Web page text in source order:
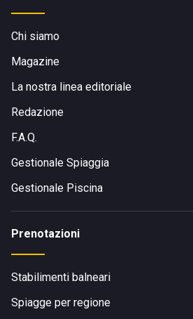
Chi siamo
Magazine
La nostra linea editoriale
Redazione
F.A.Q.
Gestionale Spiaggia
Gestionale Piscina
Prenotazioni
Stabilimenti balneari
Spiagge per regione